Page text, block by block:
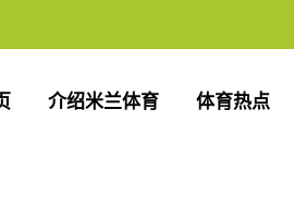
介绍米兰体育 体育热点